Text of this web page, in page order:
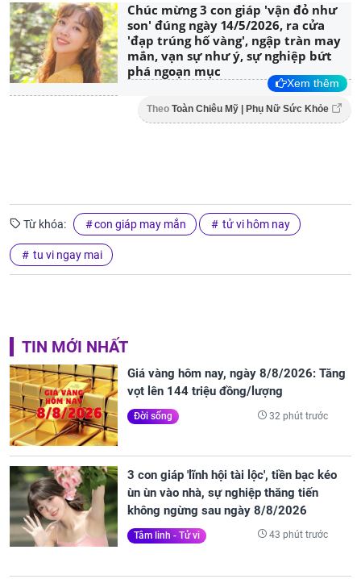
Chúc mừng 3 con giáp 'vận đỏ như
son' đúng ngày 14/5/2026, ra cửa
'đạp trúng hố vàng', ngập tràn may
mắn, vạn sự như ý, sự nghiệp bứt
phá ngoạn mục
Xem thêm
Theo Toàn Chiêu Mỹ | Phụ Nữ Sức Khỏe
Từ khóa: con giáp may mắn tử vi hôm nay
tu vi ngay mai
TIN MỚI NHẤT
Giá vàng hôm nay, ngày 8/8/2026: Tăng
vọt lên 144 triệu đồng/lượng
Đời sống 32 phút trước
3 con giáp 'lĩnh hội tài lộc', tiền bạc kéo
ùn ùn vào nhà, sự nghiệp thăng tiến
không ngừng sau ngày 8/8/2026
Tâm linh - Tử vi 43 phút trước